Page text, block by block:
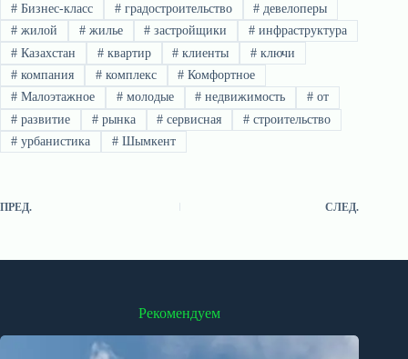
#Бизнес-класс #градостроительство # девелоперы
#жилой #жилье # застройщики # инфраструктура
#Казахстан #квартир # клиенты # ключи
#компания #комплекс # Комфортное
#Малоэтажное #молодые # недвижимость # от
#развитие #рынка # сервисная # строительство
#урбанистика #Шымкент
ПРЕД. СЛЕД.
Рекомендуем